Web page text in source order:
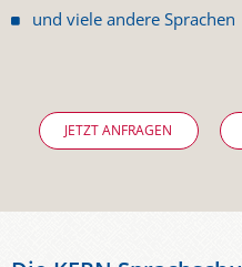
und viele andere Sprachen
JETZT ANFRAGEN